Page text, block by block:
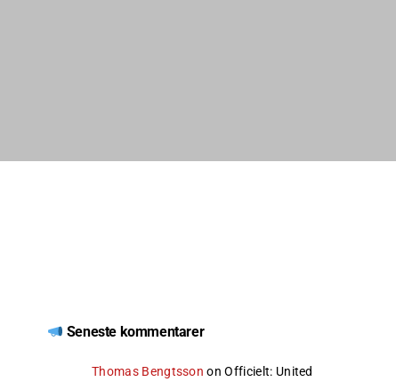
Seneste kommentarer
Thomas Bengtsson onOfficielt: United